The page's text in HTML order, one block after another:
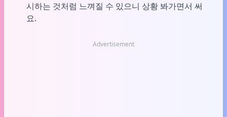
시하는 것처럼 느껴질 수 있으니 상황 봐가면서 써
요.
Advertisement